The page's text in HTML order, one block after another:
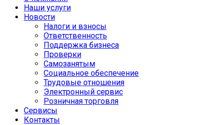
Наши услуги
Новости
Налоги и взносы
Ответственность
Поддержка бизнеса
Проверки
Самозанятым
Социальное обеспечение
Трудовые отношения
Электронный сервис
Розничная торговля
Сервисы
Контакты